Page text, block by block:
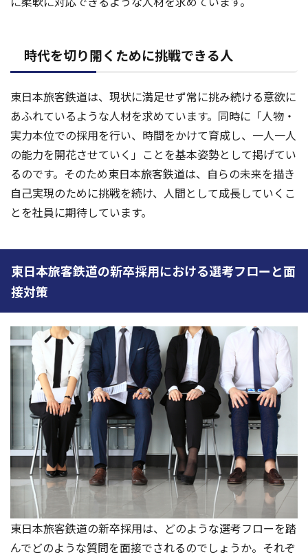
時代を切り開くために挑戦できる人
東日本旅客鉄道は、現状に満足せず常に挑み続ける意欲に
あふれているような人材を求めています。同時に「人物・
実力本位での採用を行い、時間をかけて育成し、一人一人
の能力を開花させていく」ことを基本姿勢として掲げてい
るのです。そのため東日本旅客鉄道は、自らの未来を描き
自己実現のために挑戦を続け、人間として成長していくこ
とを社員に期待しています。
東日本旅客鉄道の新卒採用における選考フローと面
接対策
東日本旅客鉄道の新卒採用は、どのような選考フローを踏
んでどのような質問を面接でされるのでしょうか。それぞ